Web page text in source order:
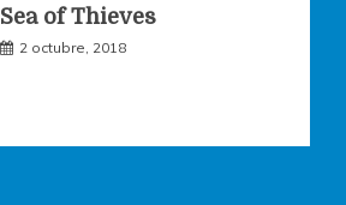
Sea of Thieves
2 octubre, 2018